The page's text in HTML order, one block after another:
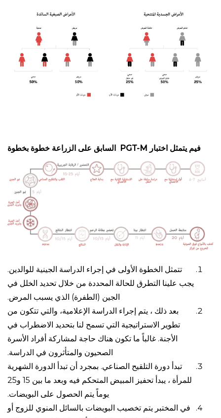
فيم يتمثل اختبار PGT-M السابق على الزراعة خطوة بخطوة
تتمثل الخطوة الأولى في إجراء الدراسة الجينية للوالدين.
يجب علينا التطرق للحالة المحددة من خلال تحديد الخلل في
الجين (الطفرة) الذي يسبب المرض.
بعد ذلك ، يتم إجراء الدراسة الإعلامية، والتي تتكون من
تطوير الاستراتيجية التي تسمح لنا بتحديد الاضطراب في
الأجنة. غالباً ما تكون هناك حاجة لمشاركة أفراد الأسرة
الصحيون والمتأثرون في الدراسة.
تبدأ دورة التلقيح الصناعي. بمجرد أن تبدأ الدورة الشهرية
للمرأة ، يبدأ تحفيز المبيض المتحكم فيه وبعد ما بين 15 و25
يوماً يتم الحصول على البويضات.
في المختبر يتم تخصيب البويضات بالسائل المنوي للزوج أو